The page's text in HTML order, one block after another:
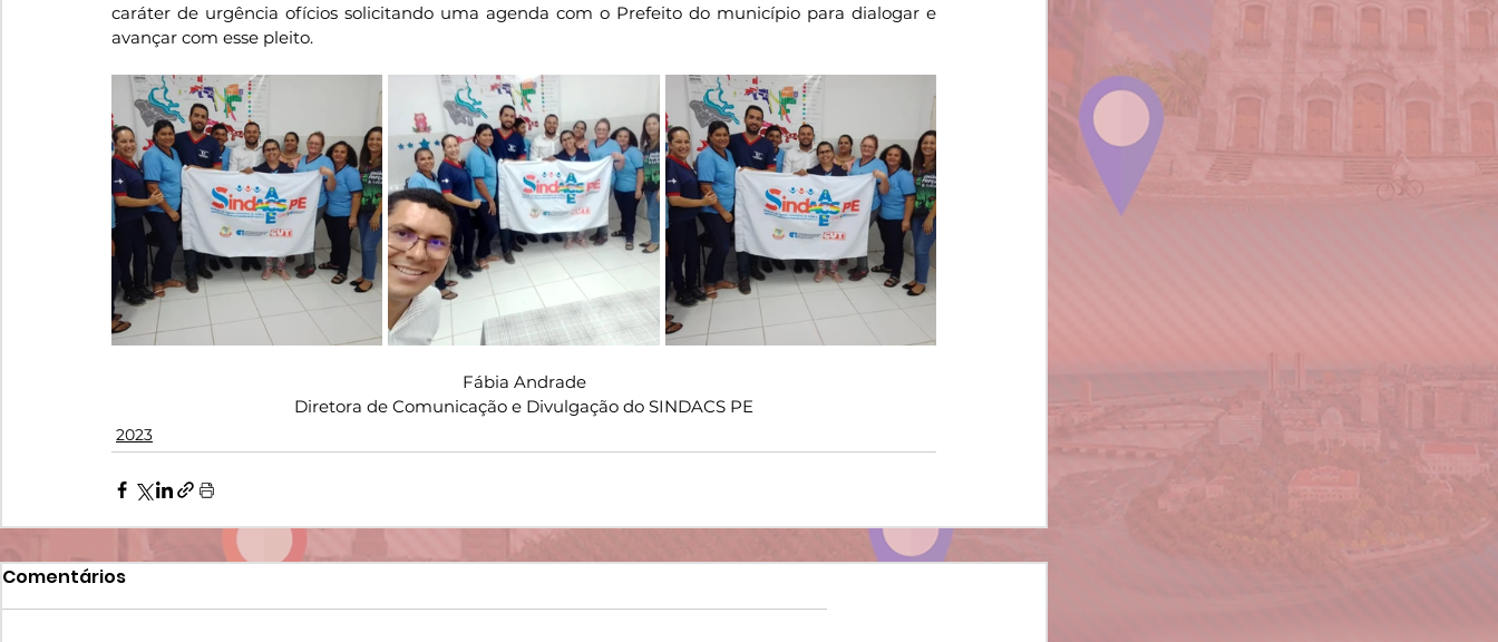
caráter de urgência ofícios solicitando uma agenda com o Prefeito do município para dialogar e
avançar com esse pleito.
Fábia Andrade
Diretora de Comunicação e Divulgação do SINDACS PE
2023
Comentários